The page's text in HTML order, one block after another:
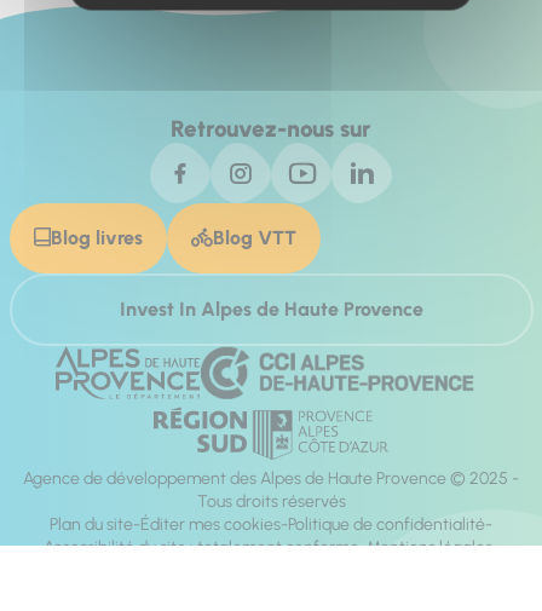
Retrouvez-nous sur
Blog livres Blog VTT
Invest In Alpes de Haute Provence
Agence de développement des Alpes de Haute Provence © 2025 -
Tous droits réservés
Plan du site Éditer mes cookies Politique de confidentialité
Accessibilité du site : totalement conforme Mentions légales